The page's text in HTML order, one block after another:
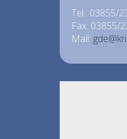
Tel.: 03855/
Fax: 03855/
Mail: